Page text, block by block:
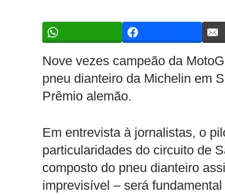
Nove vezes campeão da
pneu dianteiro da Michelin em
Prêmio alemão.
Em entrevista à jornalistas, o
particularidades do circuito de
composto do pneu dianteiro
imprevisível – será